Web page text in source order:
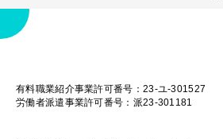
有料職業紹介事業許可番号：23-ユ-301527
労働者派遣事業許可番号：派23-301181